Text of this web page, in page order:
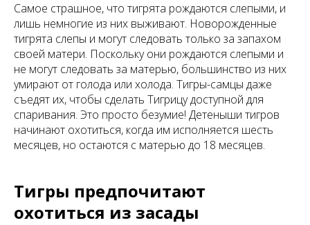
Самое страшное, что тигрята рождаются слепыми, и
лишь немногие из них выживают. Новорожденные
тигрята слепы и могут следовать только за запахом
своей матери. Поскольку они рождаются слепыми и
не могут следовать за матерью, большинство из них
умирают от голода или холода. Тигры-самцы даже
съедят их, чтобы сделать Тигрицу доступной для
спаривания. Это просто безумие! Детеныши тигров
начинают охотиться, когда им исполняется шесть
месяцев, но остаются с матерью до 18 месяцев.
Тигры предпочитают
охотиться из засады